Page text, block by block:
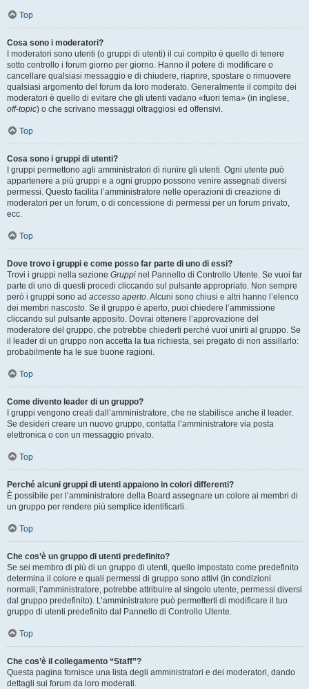
Top
Cosa sono i moderatori?
I moderatori sono utenti (o gruppi di utenti) il cui compito è quello di tenere
sotto controllo i forum giorno per giorno. Hanno il potere di modificare o
cancellare qualsiasi messaggio e di chiudere, riaprire, spostare o rimuovere
qualsiasi argomento del forum da loro moderato. Generalmente il compito dei
moderatori è quello di evitare che gli utenti vadano «fuori tema» (in inglese,
off-topic) o che scrivano messaggi oltraggiosi ed offensivi.
Top
Cosa sono i gruppi di utenti?
I gruppi permettono agli amministratori di riunire gli utenti. Ogni utente può
appartenere a più gruppi e a ogni gruppo possono venire assegnati diversi
permessi. Questo facilita l’amministratore nelle operazioni di creazione di
moderatori per un forum, o di concessione di permessi per un forum privato,
ecc.
Top
Dove trovo i gruppi e come posso far parte di uno di essi?
Trovi i gruppi nella sezione Gruppi nel Pannello di Controllo Utente. Se vuoi far
parte di uno di questi procedi cliccando sul pulsante appropriato. Non sempre
però i gruppi sono ad accesso aperto. Alcuni sono chiusi e altri hanno l’elenco
dei membri nascosto. Se il gruppo è aperto, puoi chiedere l’ammissione
cliccando sul pulsante apposito. Dovrai ottenere l’approvazione del
moderatore del gruppo, che potrebbe chiederti perché vuoi unirti al gruppo. Se
il leader di un gruppo non accetta la tua richiesta, sei pregato di non assillarlo:
probabilmente ha le sue buone ragioni.
Top
Come divento leader di un gruppo?
I gruppi vengono creati dall’amministratore, che ne stabilisce anche il leader.
Se desideri creare un nuovo gruppo, contatta l’amministratore via posta
elettronica o con un messaggio privato.
Top
Perché alcuni gruppi di utenti appaiono in colori differenti?
È possibile per l’amministratore della Board assegnare un colore ai membri di
un gruppo per rendere più semplice identificarli.
Top
Che cos’è un gruppo di utenti predefinito?
Se sei membro di più di un gruppo di utenti, quello impostato come predefinito
determina il colore e quali permessi di gruppo sono attivi (in condizioni
normali; l’amministratore, potrebbe attribuire al singolo utente, permessi diversi
dal gruppo predefinito). L’amministratore può permetterti di modificare il tuo
gruppo di utenti predefinito dal Pannello di Controllo Utente.
Top
Che cos’è il collegamento “Staff”?
Questa pagina fornisce una lista degli amministratori e dei moderatori, dando
dettagli sui forum da loro moderati.